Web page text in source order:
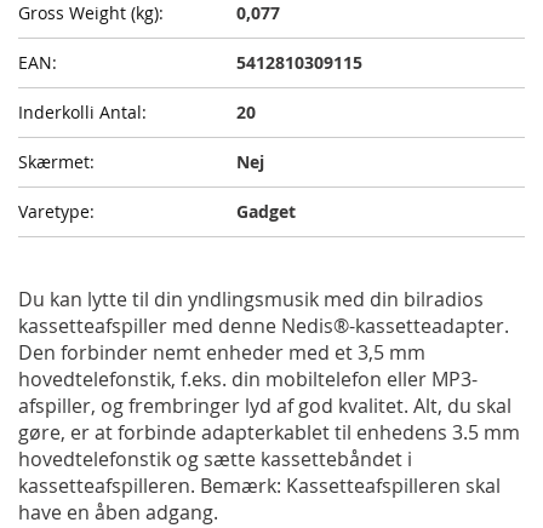
0,077
5412810309115
20
Nej
Gadget
Du kan lytte til din yndlingsmusik med din bilradios
kassetteafspiller med denne Nedis®-kassetteadapter.
Den forbinder nemt enheder med et 3,5 mm
hovedtelefonstik, f.eks. din mobiltelefon eller MP3-
afspiller, og frembringer lyd af god kvalitet. Alt, du skal
gøre, er at forbinde adapterkablet til enhedens 3.5 mm
hovedtelefonstik og sætte kassettebåndet i
kassetteafspilleren. Bemærk: Kassetteafspilleren skal
have en åben adgang.